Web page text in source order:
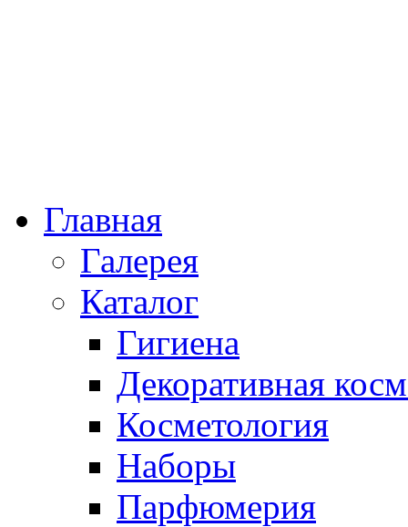
Главная
Галерея
Каталог
Гигиена
Декоративная
Косметология
Наборы
Парфюмерия